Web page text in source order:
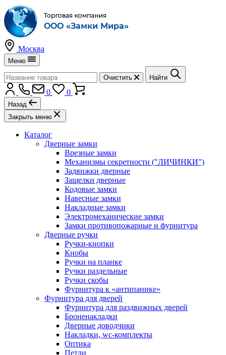
Москва
Меню
Очистить Найти
0 0
Назад
Закрыть меню
Каталог
Дверные замки
Врезные замки
Механизмы секретности ("ЛИЧИНКИ")
Задвижки дверные
Защелки дверные
Кодовые замки
Навесные замки
Накладные замки
Электромеханические замки
Замки противопожарные и фурнитура
Дверные ручки
Ручки-кнопки
Кнобы
Ручки на планке
Ручки раздельные
Ручки скобы
Фурнитура к «антипанике»
Фурнитура для дверей
Фурнитура для раздвижных дверей
Броненакладки
Дверные доводчики
Накладки, wc-комплекты
Оптика
Петли